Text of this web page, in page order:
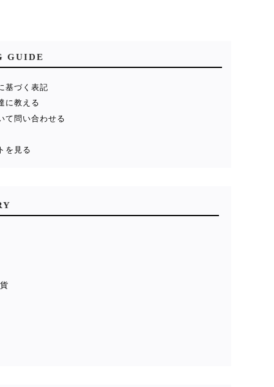
GUIDE
基づく表記
に教える
て問い合わせる
を見る